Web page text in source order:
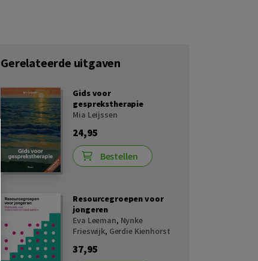
Gerelateerde uitgaven
Gids voor
gesprekstherapie
Mia Leijssen
24,95
Bestellen
Resourcegroepen voor
jongeren
Eva Leeman, Nynke
Frieswijk, Gerdie Kienhorst
37,95